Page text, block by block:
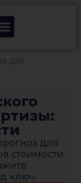
для
для
стоимости
ключ.